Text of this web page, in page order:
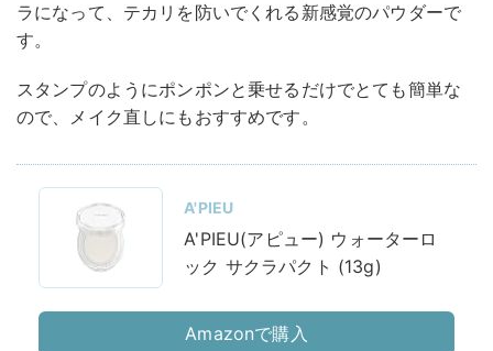
ラになって、テカリを防いでくれる新感覚のパウダーで
す。
スタンプのようにポンポンと乗せるだけでとても簡単な
ので、メイク直しにもおすすめです。
A'PIEU
A'PIEU(アピュー) ウォーターロ
ック サクラパクト (13g)
Amazonで購入